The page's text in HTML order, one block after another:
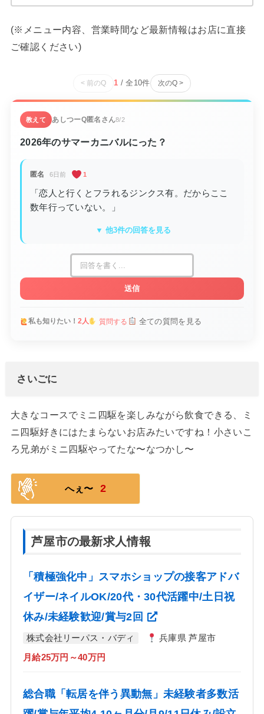
(※メニュー内容、営業時間など最新情報はお店に直接
ご確認ください)
< 前のQ 1 / 全 10件 次のQ >
教えて あしつーQ匿名さん8/2
2026年のサマーカニバルにった？
匿名 6日前 1
「恋人と行くとフラれるジンクス有。だからここ
数年行っていない。」
▼ 他3件の回答を見る
送信
私も知りたい！ 2人 質問する 全ての質問を見る
さいごに
大きなコースでミニ四駆を楽しみながら飲食できる、ミ
ニ四駆好きにはたまらないお店みたいですね！小さいこ
ろ兄弟がミニ四駆やってたな〜なつかし〜
へぇ〜 2
芦屋市の最新求人情報
「積極強化中」スマホショップの接客アドバ
イザー/ネイルOK/20代・30代活躍中/土日祝
休み/未経験歓迎/賞与2回
株式会社リーパス・バディ 兵庫県 芦屋市
月給25万円～40万円
総合職「転居を伴う異動無」未経験者多数活